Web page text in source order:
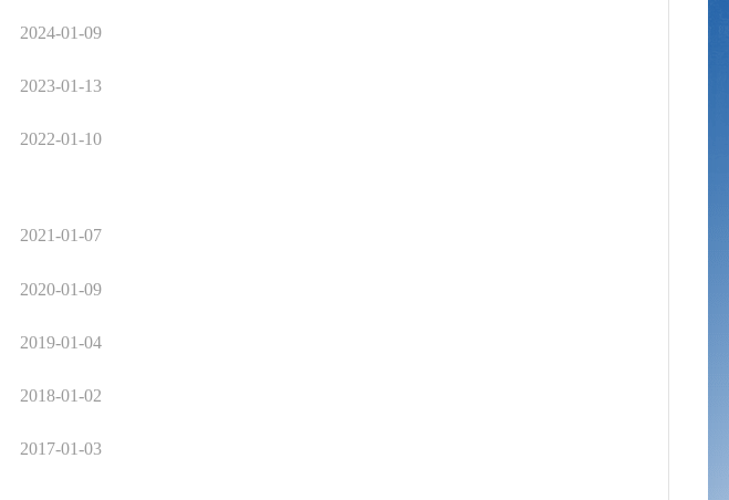
2024-01-09
2023-01-13
2022-01-10
2021-01-07
2020-01-09
2019-01-04
2018-01-02
2017-01-03